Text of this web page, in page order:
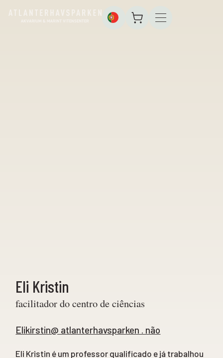
Eli Kristin
facilitador do centro de ciências
Elikirstin@ atlanterhavsparken . não
Eli Kristin é um professor qualificado e já trabalhou